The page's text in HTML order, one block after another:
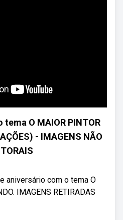
O MAIOR PINTOR
- IMAGENS NÃO
aniversário com o tema O
IMAGENS RETIRADAS